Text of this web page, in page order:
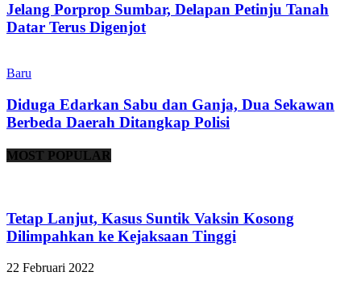
Jelang Porprop Sumbar, Delapan Petinju Tanah
Datar Terus Digenjot
Baru
Diduga Edarkan Sabu dan Ganja, Dua Sekawan
Berbeda Daerah Ditangkap Polisi
MOST POPULAR
Tetap Lanjut, Kasus Suntik Vaksin Kosong
Dilimpahkan ke Kejaksaan Tinggi
22 Februari 2022